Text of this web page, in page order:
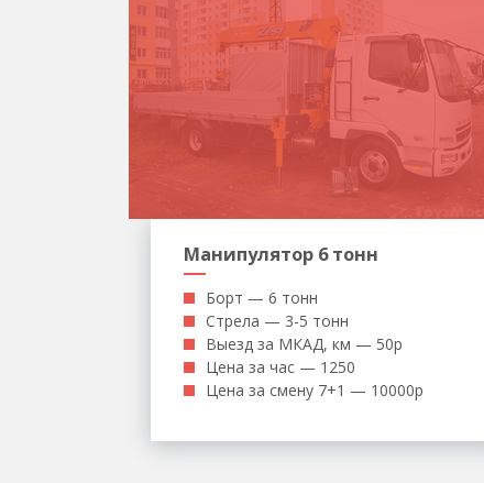
Манипулятор 6 тонн
Борт — 6 тонн
Стрела — 3-5 тонн
Выезд за МКАД, км — 50р
Цена за час — 1250
Цена за смену 7+1 — 10000р